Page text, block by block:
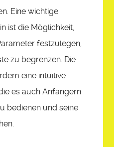
Eine wichtige
ist die Möglichkeit,
festzulegen,
zu begrenzen. Die
eine intuitive
es auch Anfängern
bedienen und seine